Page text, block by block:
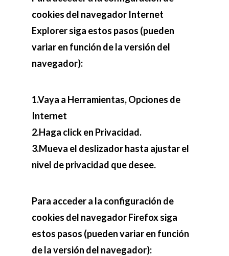
cookies del navegador Internet
Explorer siga estos pasos (pueden
variar en función de la versión del
navegador):
1.Vaya a Herramientas, Opciones de
Internet
2.Haga click en Privacidad.
3.Mueva el deslizador hasta ajustar el
nivel de privacidad que desee.
Para acceder a la configuración de
cookies del navegador Firefox siga
estos pasos (pueden variar en función
de la versión del navegador):